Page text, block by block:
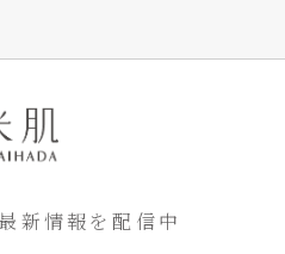
新情報を配信中